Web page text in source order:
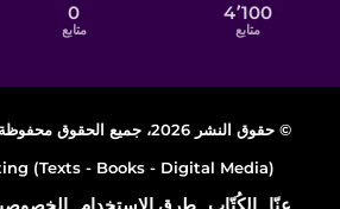
4٬100
متابع
0
متابع
© حقوق النشر 2026، جميع الحقوق محفوظة |
(Texts - Books - Digital Media) -